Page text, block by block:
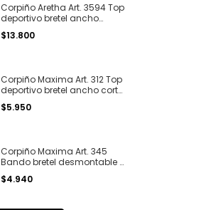
Corpiño Aretha Art. 3594 Top
deportivo bretel ancho
melange smoking T. S al XL
$13.800
Corpiño Maxima Art. 312 Top
deportivo bretel ancho corte
laser T. 2XL y 3XL
$5.950
Corpiño Maxima Art. 345
Bando bretel desmontable y
tazas desmontable corte
laser T. S al XL
$4.940